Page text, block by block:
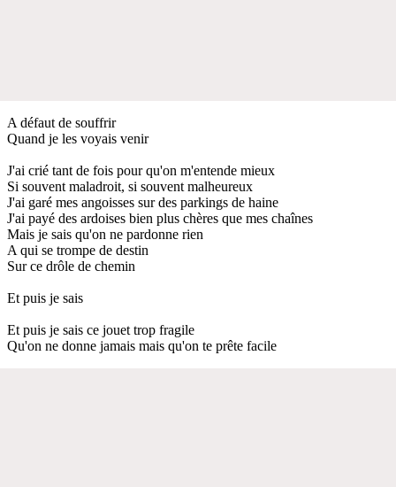
A défaut de souffrir
Quand je les voyais venir
J'ai crié tant de fois pour qu'on m'entende mieux
Si souvent maladroit, si souvent malheureux
J'ai garé mes angoisses sur des parkings de haine
J'ai payé des ardoises bien plus chères que mes chaînes
Mais je sais qu'on ne pardonne rien
A qui se trompe de destin
Sur ce drôle de chemin
Et puis je sais
Et puis je sais ce jouet trop fragile
Qu'on ne donne jamais mais qu'on te prête facile